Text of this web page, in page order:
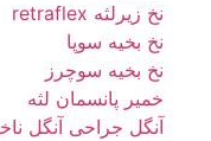
نخ زیرلثه retraflex
نخ بخیه سوپا
نخ بخیه سوچرز
خمیر پانسمان لثه
آنگل جراحی آنگل